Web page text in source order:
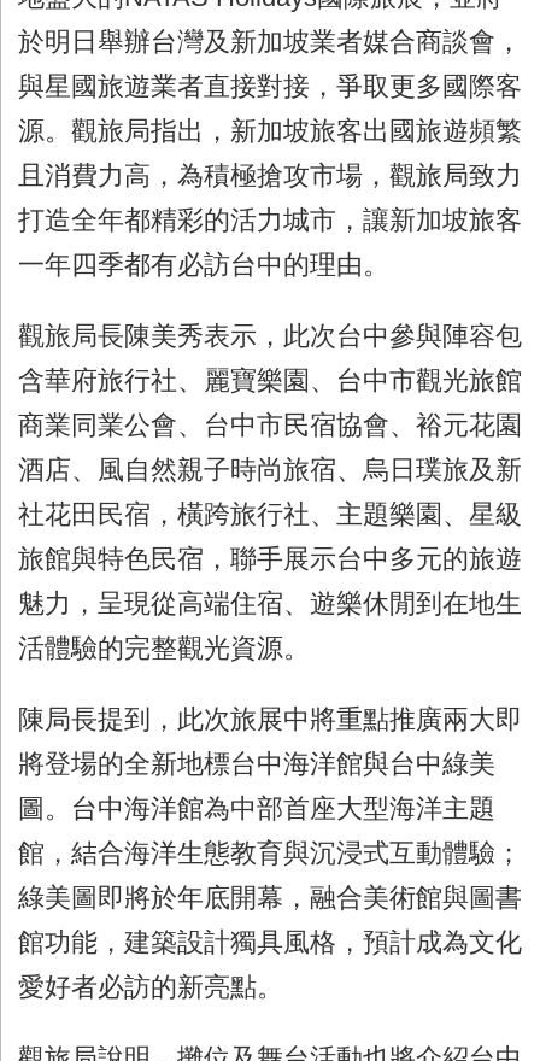
於明日舉辦台灣及新加坡業者媒合商談會，
與星國旅遊業者直接對接，爭取更多國際客
源。觀旅局指出，新加坡旅客出國旅遊頻繁
且消費力高，為積極搶攻市場，觀旅局致力
打造全年都精彩的活力城市，讓新加坡旅客
一年四季都有必訪台中的理由。
觀旅局長陳美秀表示，此次台中參與陣容包
含華府旅行社、麗寶樂園、台中市觀光旅館
商業同業公會、台中市民宿協會、裕元花園
酒店、風自然親子時尚旅宿、烏日璞旅及新
社花田民宿，橫跨旅行社、主題樂園、星級
旅館與特色民宿，聯手展示台中多元的旅遊
魅力，呈現從高端住宿、遊樂休閒到在地生
活體驗的完整觀光資源。
陳局長提到，此次旅展中將重點推廣兩大即
將登場的全新地標台中海洋館與台中綠美
圖。台中海洋館為中部首座大型海洋主題
館，結合海洋生態教育與沉浸式互動體驗；
綠美圖即將於年底開幕，融合美術館與圖書
館功能，建築設計獨具風格，預計成為文化
愛好者必訪的新亮點。